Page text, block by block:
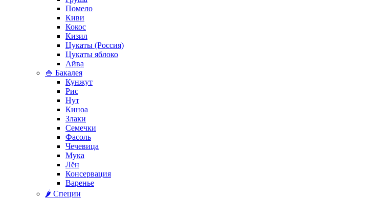
Помело
Киви
Кокос
Кизил
Цукаты (Россия)
Цукаты яблоко
Айва
🍚 Бакалея
Кунжут
Рис
Нут
Киноа
Злаки
Семечки
Фасоль
Чечевица
Мука
Лён
Консервация
Варенье
🌶️ Специи